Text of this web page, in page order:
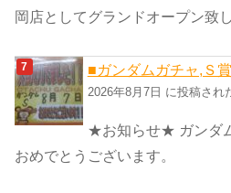
岡店としてグランドオープン致
■ガンダムガチャ,Ｓ
2026年8月7日 に投稿され
★お知らせ★ ガンダ
おめでとうございます。